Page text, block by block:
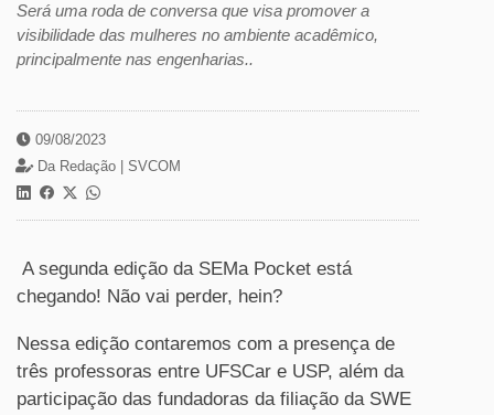
Será uma roda de conversa que visa promover a
visibilidade das mulheres no ambiente acadêmico,
principalmente nas engenharias..
09/08/2023
Da Redação | SVCOM
A segunda edição da SEMa Pocket está
chegando! Não vai perder, hein?
Nessa edição contaremos com a presença de
três professoras entre UFSCar e USP, além da
participação das fundadoras da filiação da SWE